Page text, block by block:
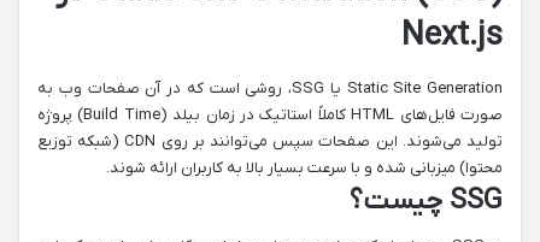
Next.js
Static Site Generation یا SSG، روشی است که در آن صفحات وب به
صورت فایل‌های HTML کاملاً استاتیک در زمان بیلد (Build Time) پروژه
تولید می‌شوند. این صفحات سپس می‌توانند بر روی CDN (شبکه توزیع
محتوا) میزبانی شده و با سرعت بسیار بالا به کاربران ارائه شوند.
SSG چیست؟